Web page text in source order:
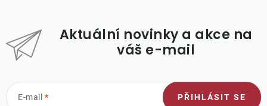
Aktuální novinky a akce na
váš e-mail
E-mail PŘIHLÁSIT SE